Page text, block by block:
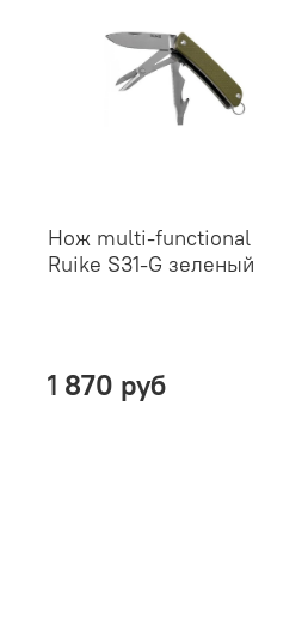
Нож multi-functional
Ruike S31-G зеленый
1 870 руб